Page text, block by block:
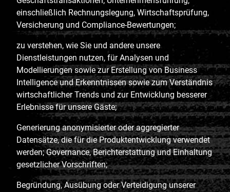
einschließlich Rechnungslegung, Wirtschaftsprüfung,
Versicherung und Compliance-Bewertungen;
zu verstehen, wie Sie und andere unsere
Dienstleistungen nutzen, für Analysen und
Modellierungen sowie zur Erstellung von Business
Intelligence und Erkenntnissen sowie zum Verständnis
wirtschaftlicher Trends und zur Entwicklung besserer
Erlebnisse für unsere Gäste;
Generierung anonymisierter oder aggregierter
Datensätze, die für die Produktentwicklung verwendet
werden; Governance, Berichterstattung und Einhaltung
gesetzlicher Vorschriften;
Begründung, Ausübung oder Verteidigung unserer